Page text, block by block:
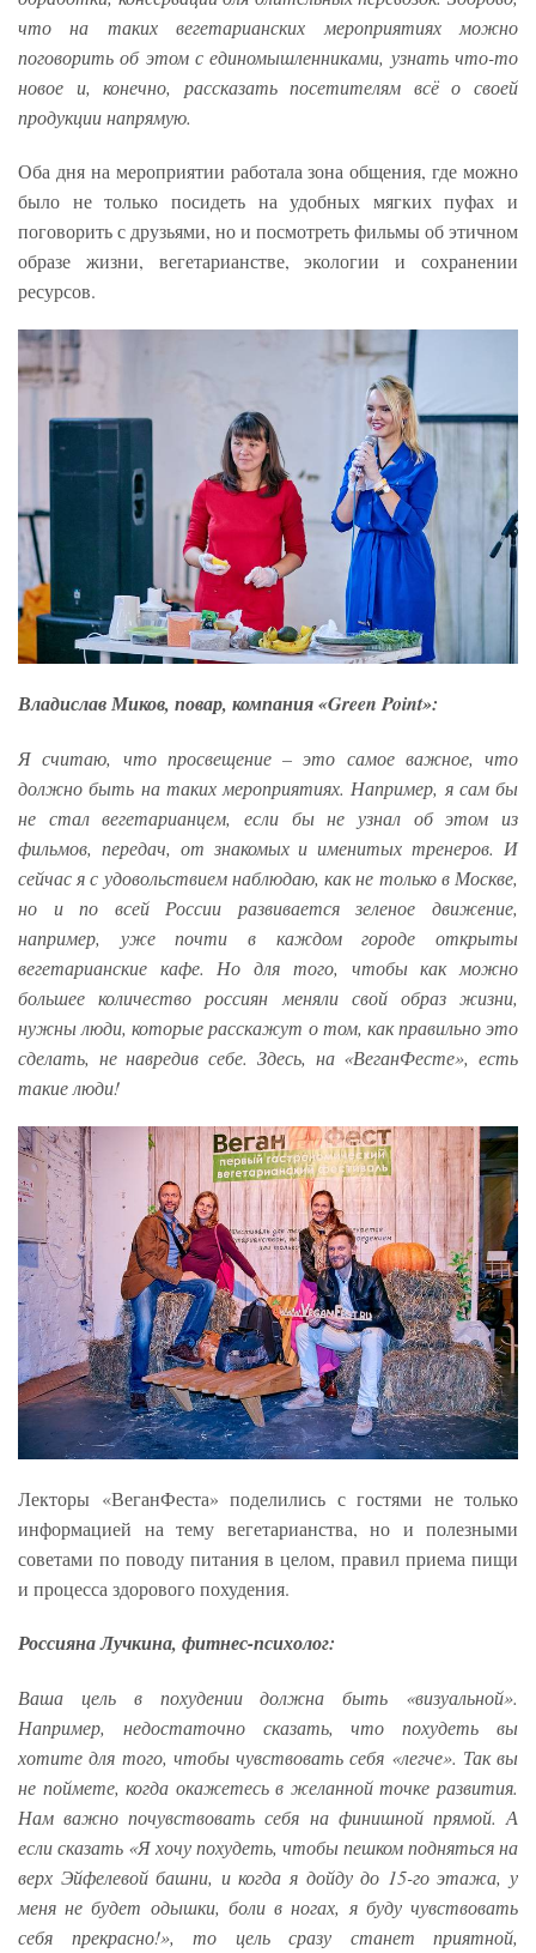
что на таких вегетарианских мероприятиях можно
поговорить об этом с единомышленниками, узнать что-то
новое и, конечно, рассказать посетителям всё о своей
продукции напрямую.
Оба дня на мероприятии работала зона общения, где можно
было не только посидеть на удобных мягких пуфах и
поговорить с друзьями, но и посмотреть фильмы об этичном
образе жизни, вегетарианстве, экологии и сохранении
ресурсов.
Владислав Миков, повар, компания «Green Point»:
Я считаю, что просвещение – это самое важное, что
должно быть на таких мероприятиях. Например, я сам бы
не стал вегетарианцем, если бы не узнал об этом из
фильмов, передач, от знакомых и именитых тренеров. И
сейчас я с удовольствием наблюдаю, как не только в Москве,
но и по всей России развивается зеленое движение,
например, уже почти в каждом городе открыты
вегетарианские кафе. Но для того, чтобы как можно
большее количество россиян меняли свой образ жизни,
нужны люди, которые расскажут о том, как правильно это
сделать, не навредив себе. Здесь, на «ВеганФесте», есть
такие люди!
Лекторы «ВеганФеста» поделились с гостями не только
информацией на тему вегетарианства, но и полезными
советами по поводу питания в целом, правил приема пищи
и процесса здорового похудения.
Россияна Лучкина, фитнес-психолог:
Ваша цель в похудении должна быть «визуальной».
Например, недостаточно сказать, что похудеть вы
хотите для того, чтобы чувствовать себя «легче». Так вы
не поймете, когда окажетесь в желанной точке развития.
Нам важно почувствовать себя на финишной прямой. А
если сказать «Я хочу похудеть, чтобы пешком подняться на
верх Эйфелевой башни, и когда я дойду до 15-го этажа, у
меня не будет одышки, боли в ногах, я буду чувствовать
себя прекрасно!», то цель сразу станет приятной,